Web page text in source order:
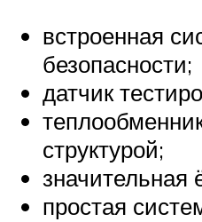
встроенная
безопасности;
датчик
структурой;
значительная
простая